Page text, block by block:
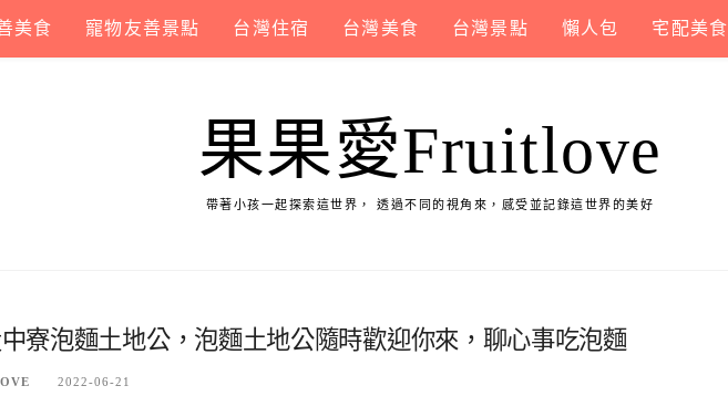
美食 寵物友善景點 台灣住宿 台灣美食 台灣景點 懶人包 宅配美食
果果愛Fruitlove
帶著小孩一起探索這世界， 透過不同的視角來，感受並記錄這世界的美好
寮泡麵土地公，泡麵土地公隨時歡迎你來，聊心事吃泡麵
2022-06-21